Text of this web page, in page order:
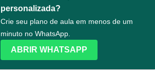
personalizada?
Crie seu plano de aula em menos de um
minuto no WhatsApp.
ABRIR WHATSAPP